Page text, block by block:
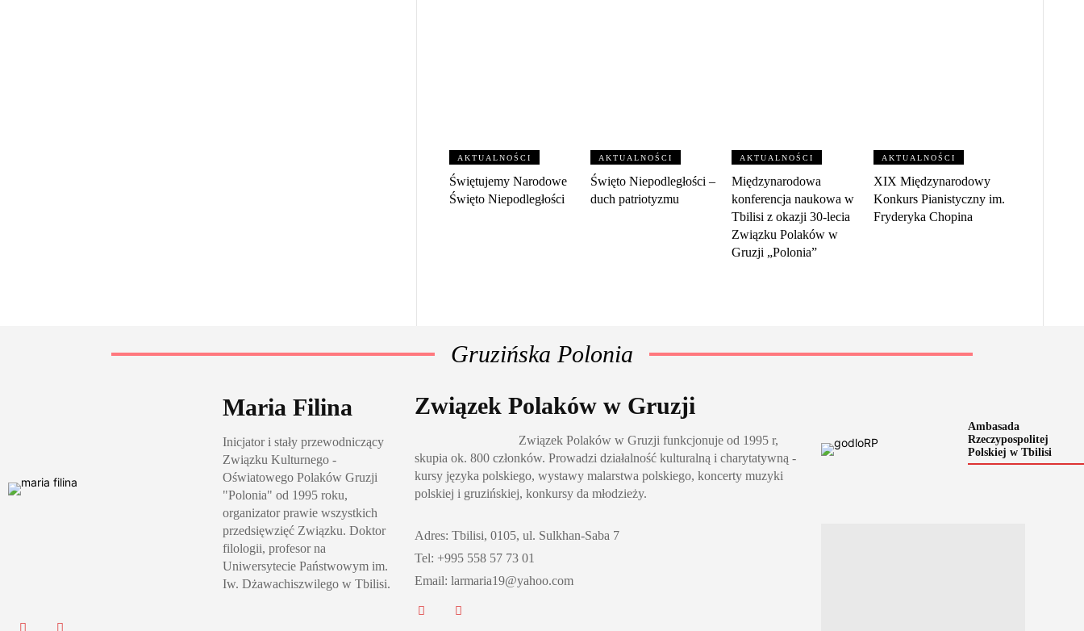
AKTUALNOŚCI
Świętujemy Narodowe
Święto Niepodległości
AKTUALNOŚCI
Święto Niepodległości –
duch patriotyzmu
AKTUALNOŚCI
Międzynarodowa
konferencja naukowa w
Tbilisi z okazji 30‑lecia
Związku Polaków w
Gruzji „Polonia”
AKTUALNOŚCI
XIX Międzynarodowy
Konkurs Pianistyczny im.
Fryderyka Chopina
Gruzińska Polonia
Maria Filina
Inicjator i stały przewodniczący
Związku Kulturnego -
Oświatowego Polaków Gruzji
"Polonia" od 1995 roku,
organizator prawie wszystkich
przedsięwzięć Związku. Doktor
filologii, profesor na
Uniwersytecie Państwowym im.
Iw. Dżawachiszwilego w Tbilisi.
Związek Polaków w Gruzji
Związek Polaków w Gruzji funkcjonuje od 1995 r,
skupia ok. 800 członków. Prowadzi działalność kulturalną i charytatywną -
kursy języka polskiego, wystawy malarstwa polskiego, koncerty muzyki
polskiej i gruzińskiej, konkursy da młodzieży.
Adres: Tbilisi, 0105, ul. Sulkhan-Saba 7
Tel: +995 558 57 73 01
Email: larmaria19@yahoo.com
Ambasada
Rzeczypospolitej
Polskiej w Tbilisi